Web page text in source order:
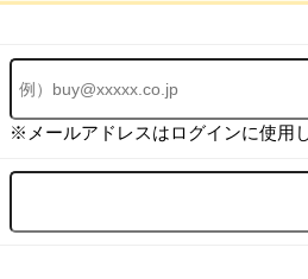
※メールアドレスはログインに使用し